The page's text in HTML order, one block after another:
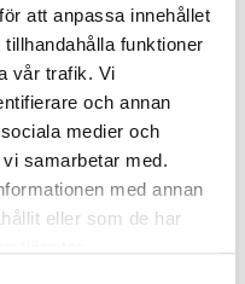
att anpassa innehållet
funktioner
vår trafik. Vi
och annan
medier och
samarbetar med.
med annan
eller som de har
Träningen kan anpassas
gör den till en idealisk
på en stol.
utifrån där du